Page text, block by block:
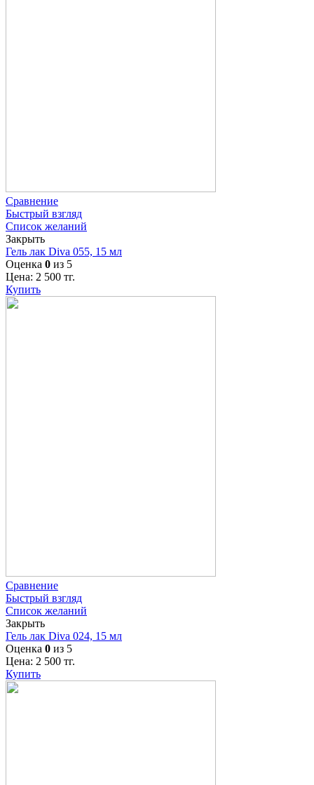
Сравнение
Быстрый взгляд
Список желаний
Закрыть
Гель лак Diva 055, 15 мл
Оценка 0 из 5
Цена: 2 500 тг.
Купить
Сравнение
Быстрый взгляд
Список желаний
Закрыть
Гель лак Diva 024, 15 мл
Оценка 0 из 5
Цена: 2 500 тг.
Купить